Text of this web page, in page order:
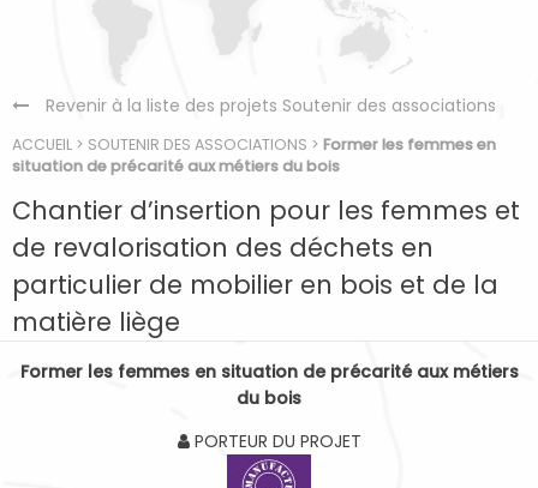
Revenir à la liste des projets Soutenir des associations
ACCUEIL > SOUTENIR DES ASSOCIATIONS > Former les femmes en
situation de précarité aux métiers du bois
Chantier d’insertion pour les femmes et
de revalorisation des déchets en
particulier de mobilier en bois et de la
matière liège
Former les femmes en situation de précarité aux métiers
du bois
PORTEUR DU PROJET